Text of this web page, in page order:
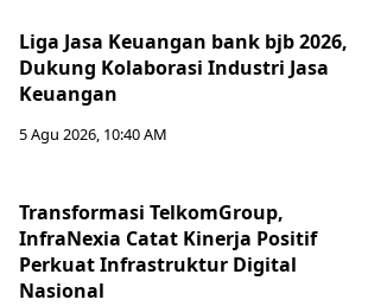
Liga Jasa Keuangan bank bjb 2026,
Dukung Kolaborasi Industri Jasa
Keuangan
5 Agu 2026, 10:40 AM
Transformasi TelkomGroup,
InfraNexia Catat Kinerja Positif
Perkuat Infrastruktur Digital
Nasional